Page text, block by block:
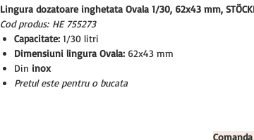
Lingura dozatoare inghetata Ovala 1/30, 62x43 mm,
Cod produs: HE 755273
Capacitate: 1/30 litri
Dimensiuni lingura Ovala: 62x43 mm
Din inox
Pretul este pentru o bucata